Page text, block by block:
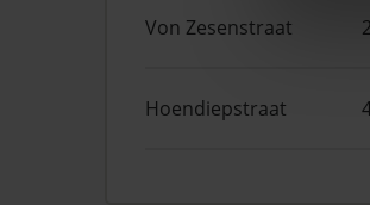
Von Zesenstraat
Hoendiepstraat